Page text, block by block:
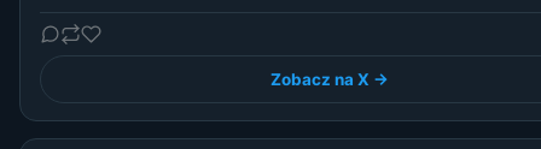
Zobacz na X →